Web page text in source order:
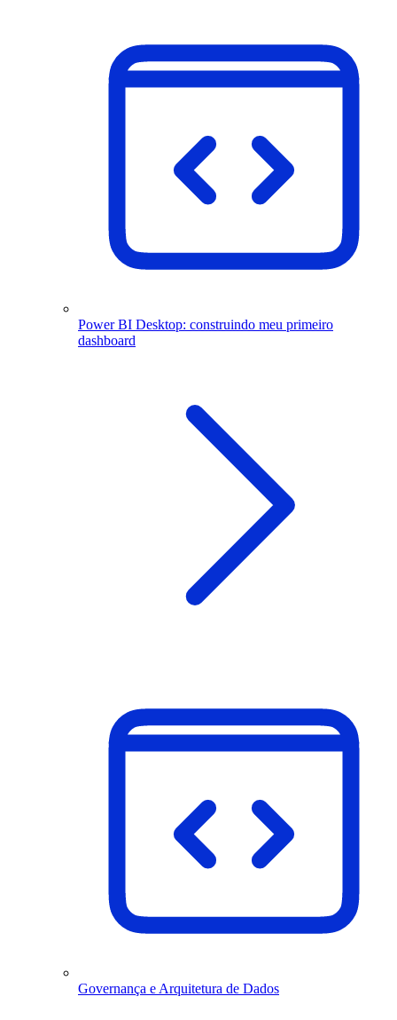
Power BI Desktop: construindo meu primeiro
dashboard
Governança e Arquitetura de Dados